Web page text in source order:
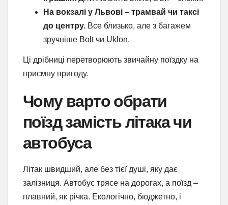
На вокзалі у Львові – трамвай чи таксі
до центру. Все близько, але з багажем
зручніше Bolt чи Uklon.
Ці дрібниці перетворюють звичайну поїздку на
приємну пригоду.
Чому варто обрати
поїзд замість літака чи
автобуса
Літак швидший, але без тієї душі, яку дає
залізниця. Автобус трясе на дорогах, а поїзд –
плавний, як річка. Екологічно, бюджетно, і